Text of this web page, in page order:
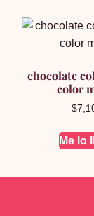
chocolate
color
$
Me lo